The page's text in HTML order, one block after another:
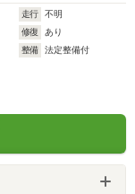
走行
不明
修復
あり
整備
法定整備付